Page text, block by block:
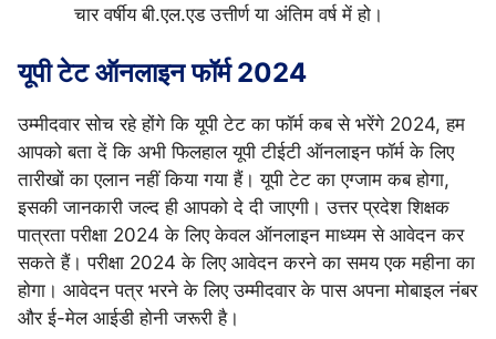
चार वर्षीय बी.एल.एड उत्तीर्ण या अंतिम वर्ष में हो।
यूपी टेट ऑनलाइन फॉर्म 2024
उम्मीदवार सोच रहे होंगे कि यूपी टेट का फॉर्म कब से भरेंगे 2024, हम
आपको बता दें कि अभी फिलहाल यूपी टीईटी ऑनलाइन फॉर्म के लिए
तारीखों का एलान नहीं किया गया हैं। यूपी टेट का एग्जाम कब होगा,
इसकी जानकारी जल्द ही आपको दे दी जाएगी। उत्तर प्रदेश शिक्षक
पात्रता परीक्षा 2024 के लिए केवल ऑनलाइन माध्यम से आवेदन कर
सकते हैं। परीक्षा 2024 के लिए आवेदन करने का समय एक महीना का
होगा। आवेदन पत्र भरने के लिए उम्मीदवार के पास अपना मोबाइल नंबर
और ई-मेल आईडी होनी जरूरी है।